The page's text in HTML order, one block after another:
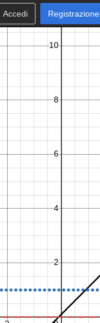
Accedi Registrazione